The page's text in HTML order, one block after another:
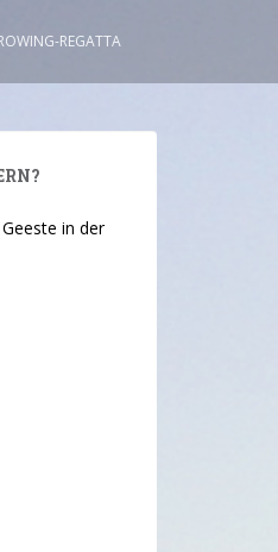
REGATTA
in der